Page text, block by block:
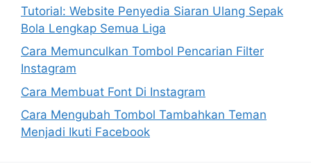
Tutorial: Website Penyedia Siaran Ulang Sepak
Bola Lengkap Semua Liga
Cara Memunculkan Tombol Pencarian Filter
Instagram
Cara Membuat Font Di Instagram
Cara Mengubah Tombol Tambahkan Teman
Menjadi Ikuti Facebook